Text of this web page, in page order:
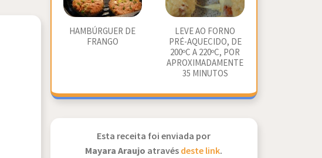
HAMBÚRGUER DE
FRANGO
LEVE AO FORNO
PRÉ-AQUECIDO, DE
200ºC A 220ºC, POR
APROXIMADAMENTE
35 MINUTOS
Esta receita foi enviada por
Mayara Araujo atravésdeste link.